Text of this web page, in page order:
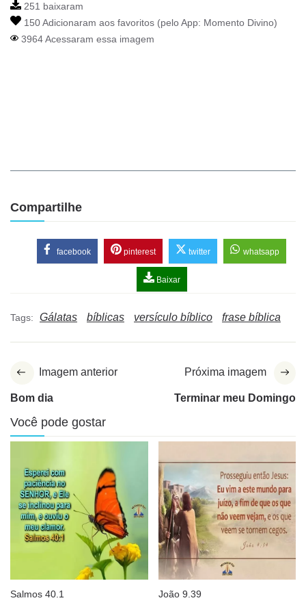
251 baixaram
150 Adicionaram aos favoritos (pelo App: Momento Divino)
3964 Acessaram essa imagem
Compartilhe
facebook pinterest twitter whatsapp
Baixar
Tags: Gálatas bíblicas versículo bíblico frase bíblica
Imagem anterior
Bom dia
Próxima imagem
Terminar meu Domingo
Você pode gostar
Salmos 40.1 João 9.39